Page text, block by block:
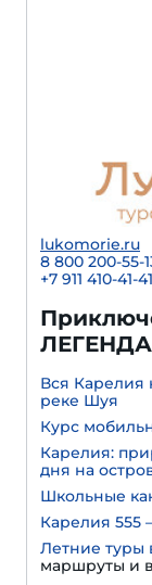
lukomorie.ru
8 800 200-55-
+7 911 410-41-41
Вся Карелия
реке Шуя
Курс
Карелия:
дня на
Школьные
Карелия 555
Летние туры
маршруты и